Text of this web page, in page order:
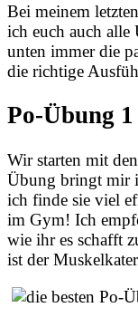
Bei meinem
ich euch auch
unten immer die
die richtige
Po-Übung
Wir starten mit
Übung bringt mir
ich finde sie viel
im Gym! Ich
wie ihr es schafft
ist der